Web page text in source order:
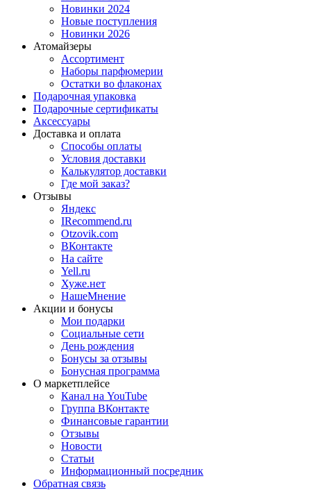
Новинки 2024
Новые поступления
Новинки 2026
Атомайзеры
Ассортимент
Наборы парфюмерии
Остатки во флаконах
Подарочная упаковка
Подарочные сертификаты
Аксессуары
Доставка и оплата
Способы оплаты
Условия доставки
Калькулятор доставки
Где мой заказ?
Отзывы
Яндекс
IRecommend.ru
Otzovik.com
ВКонтакте
На сайте
Yell.ru
Хуже.нет
НашеМнение
Акции и бонусы
Мои подарки
Социальные сети
День рождения
Бонусы за отзывы
Бонусная программа
О маркетплейсе
Канал на YouTube
Группа ВКонтакте
Финансовые гарантии
Отзывы
Новости
Статьи
Информационный посредник
Обратная связь